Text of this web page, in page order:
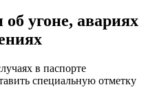
угоне, авариях
в паспорте
специальную отметку